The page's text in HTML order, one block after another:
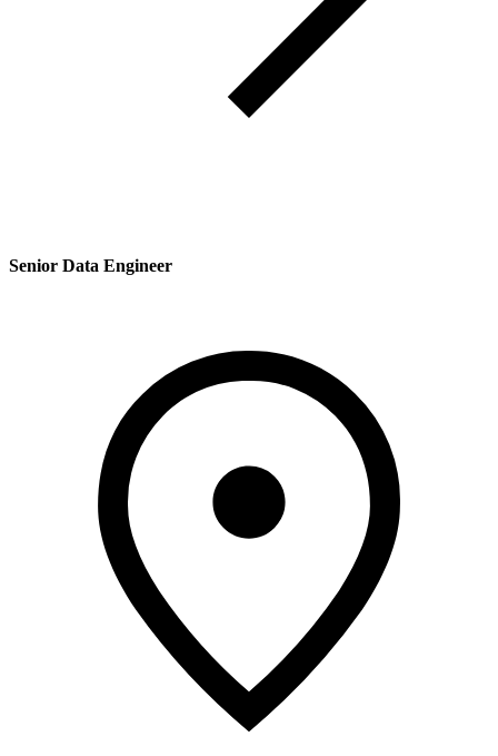
Senior Data Engineer